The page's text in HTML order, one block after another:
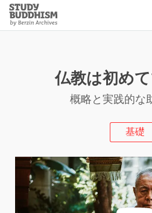
Close
Study
Buddhism
仏教は初め
概略と実践的な
基礎